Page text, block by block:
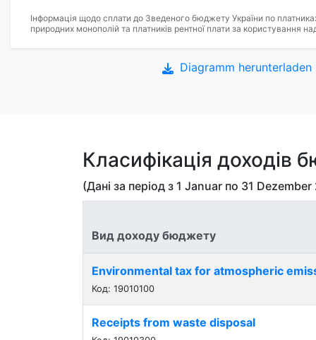
Інформація щодо сплати до Зведеного бюджету України по
природних монополій та платників рентної плати за користування
Diagramm herunterladen
Класифікація доходів
(Дані за період з 1 Januar по 31 Dezember
Вид доходу бюджету
Environmental tax for atmospheric
Код: 19010100
Receipts from waste disposal